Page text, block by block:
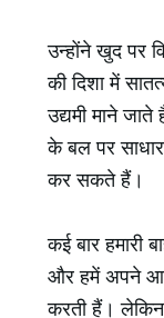
उन्होंने खुद पर
की दिशा में
उद्यमी माने
के बल पर
कर सकते हैं।
कई बार हमारी
और हमें अपने
करती हैं।